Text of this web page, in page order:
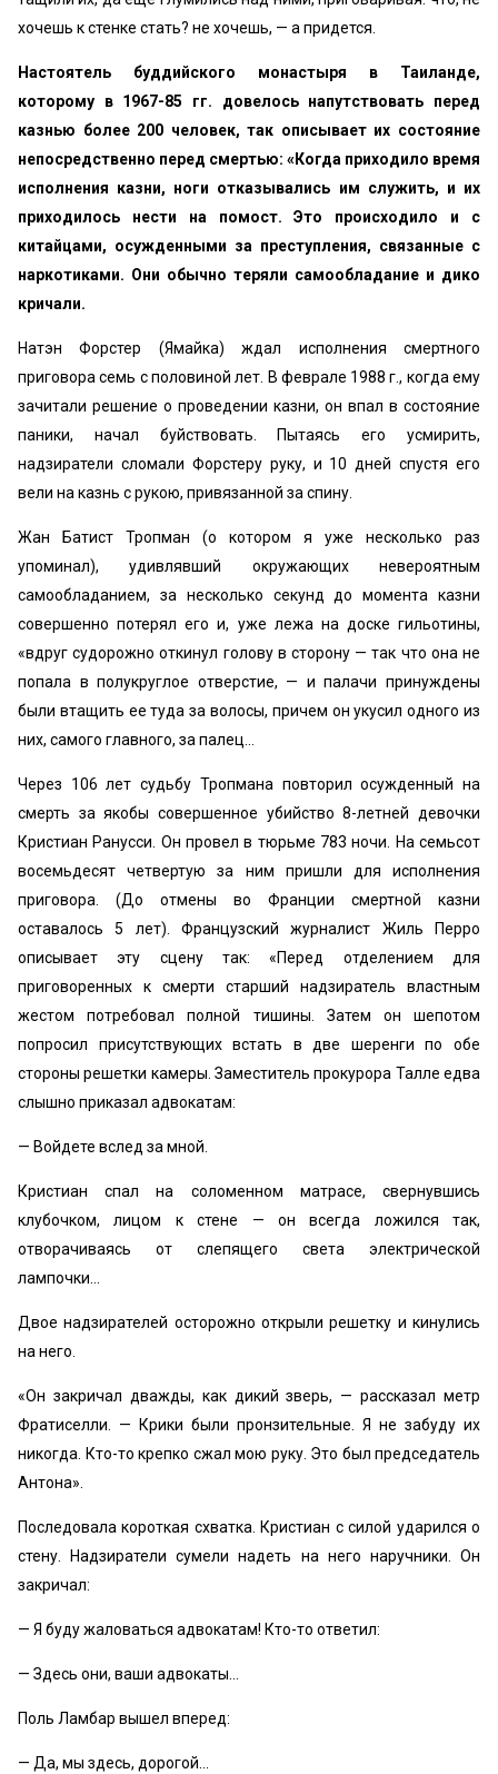
хочешь к стенке стать? не хочешь, — а придется.
Настоятель буддийского монастыря в Таиланде,
которому в 1967-85 гг. довелось напутствовать перед
казнью более 200 человек, так описывает их состояние
непосредственно перед смертью: «Когда приходило время
исполнения казни, ноги отказывались им служить, и их
приходилось нести на помост. Это происходило и с
китайцами, осужденными за преступления, связанные с
наркотиками. Они обычно теряли самообладание и дико
кричали.
Натэн Форстер (Ямайка) ждал исполнения смертного
приговора семь с половиной лет. В феврале 1988 г., когда ему
зачитали решение о проведении казни, он впал в состояние
паники, начал буйствовать. Пытаясь его усмирить,
надзиратели сломали Форстеру руку, и 10 дней спустя его
вели на казнь с рукою, привязанной за спину.
Жан Батист Тропман (о котором я уже несколько раз
упоминал), удивлявший окружающих невероятным
самообладанием, за несколько секунд до момента казни
совершенно потерял его и, уже лежа на доске гильотины,
«вдруг судорожно откинул голову в сторону — так что она не
попала в полукруглое отверстие, — и палачи принуждены
были втащить ее туда за волосы, причем он укусил одного из
них, самого главного, за палец…
Через 106 лет судьбу Тропмана повторил осужденный на
смерть за якобы совершенное убийство 8-летней девочки
Кристиан Ранусси. Он провел в тюрьме 783 ночи. На семьсот
восемьдесят четвертую за ним пришли для исполнения
приговора. (До отмены во Франции смертной казни
оставалось 5 лет). Французский журналист Жиль Перро
описывает эту сцену так: «Перед отделением для
приговоренных к смерти старший надзиратель властным
жестом потребовал полной тишины. Затем он шепотом
попросил присутствующих встать в две шеренги по обе
стороны решетки камеры. Заместитель прокурора Талле едва
слышно приказал адвокатам:
— Войдете вслед за мной.
Кристиан спал на соломенном матрасе, свернувшись
клубочком, лицом к стене — он всегда ложился так,
отворачиваясь от слепящего света электрической
лампочки…
Двое надзирателей осторожно открыли решетку и кинулись
на него.
«Он закричал дважды, как дикий зверь, — рассказал метр
Фратиселли. — Крики были пронзительные. Я не забуду их
никогда. Кто-то крепко сжал мою руку. Это был председатель
Антона».
Последовала короткая схватка. Кристиан с силой ударился о
стену. Надзиратели сумели надеть на него наручники. Он
закричал:
— Я буду жаловаться адвокатам! Кто-то ответил:
— Здесь они, ваши адвокаты…
Поль Ламбар вышел вперед:
— Да, мы здесь, дорогой…